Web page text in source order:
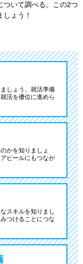
ついて調べる。この2つ
ょう！
しょう。就活準備
活を優位に進めら
かを知りましょ
ピールにもつなが
スキルを知りまし
つけることにつな